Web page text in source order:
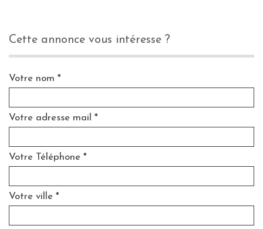
cette annonce vous intéresse ?
Votre nom *
Votre adresse mail *
Votre Téléphone *
Votre ville *